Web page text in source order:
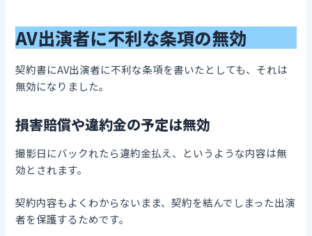
AV出演者に不利な条項の無効
契約書にAV出演者に不利な条項を書いたとしても、それは
無効になりました。
損害賠償や違約金の予定は無効
撮影日にバックれたら違約金払え、というような内容は無
効とされます。
契約内容もよくわからないまま、契約を結んでしまった出演
者を保護するためです。